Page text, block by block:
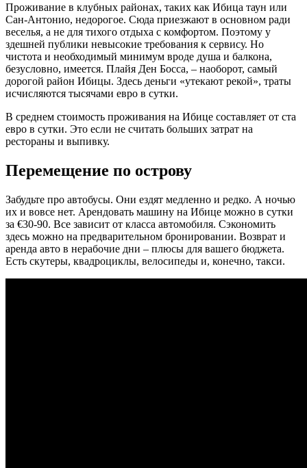
Проживание в клубных районах, таких как Ибица таун или
Сан-Антонио, недорогое. Сюда приезжают в основном ради
веселья, а не для тихого отдыха с комфортом. Поэтому у
здешней публики невысокие требования к сервису. Но
чистота и необходимый минимум вроде душа и балкона,
безусловно, имеется. Плайя Ден Босса, – наоборот, самый
дорогой район Ибицы. Здесь деньги «утекают рекой», траты
исчисляются тысячами евро в сутки.
В среднем стоимость проживания на Ибице составляет от ста
евро в сутки. Это если не считать больших затрат на
рестораны и выпивку.
Перемещение по острову
Забудьте про автобусы. Они ездят медленно и редко. А ночью
их и вовсе нет. Арендовать машину на Ибице можно в сутки
за €30-90. Все зависит от класса автомобиля. Сэкономить
здесь можно на предварительном бронировании. Возврат и
аренда авто в нерабочие дни – плюсы для вашего бюджета.
Есть скутеры, квадроциклы, велосипеды и, конечно, такси.